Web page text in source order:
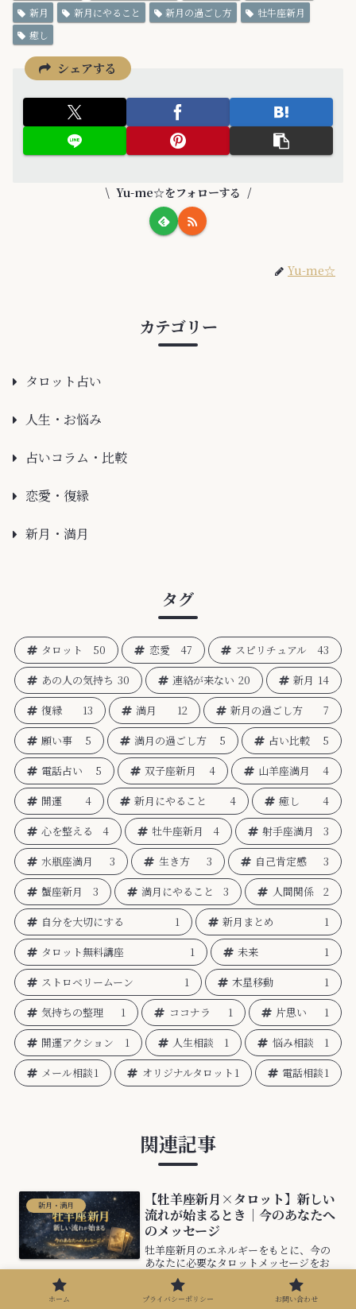
新月
新月にやること 新月の過ごし方
牡牛座新月
癒し
シェアする
Yu-me☆をフォローする
Yu-me☆
カテゴリー
タロット占い
人生・お悩み
占いコラム・比較
恋愛・復縁
新月・満月
タグ
タロット 50 恋愛 47 スピリチュアル
43
あの人の気持ち 30 連絡が来ない 20 新月 14
復縁
13 満月 12 新月の過ごし方
7
願い事
5 満月の過ごし方 5 占い比較
5
電話占い
5 双子座新月 4 山羊座満月
4
開運
4 新月にやること 4 癒し
4
心を整える
4 牡牛座新月 4 射手座満月
3
水瓶座満月
3 生き方 3 自己肯定感
3
蟹座新月
3 満月にやること 3 人間関係
2
自分を大切にする
1 新月まとめ
1
タロット無料講座
1 未来
1
ストロベリームーン
1 木星移動
1
気持ちの整理
1 ココナラ 1 片思い
1
開運アクション
1 人生相談 1 悩み相談
1
メール相談1 オリジナルタロット 1 電話相談1
関連記事
新月・満月
【牡羊座新月×タロット】新しい
流れが始まるとき｜今のあなたへ
のメッセージ
牡羊座新月のエネルギーをもとに、今の
あなたに必要なタロットメッセージをお
届けします。新しい流れをつかみたい
方、何かを始めたい方へ。
ホーム プライバシーポリシー お問い合わせ